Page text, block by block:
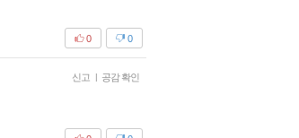
0
0
신고 | 공감 확인